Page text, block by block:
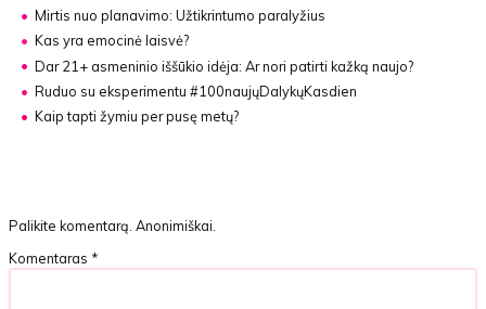
Mirtis nuo planavimo: Užtikrintumo paralyžius
Kas yra emocinė laisvė?
Dar 21+ asmeninio iššūkio idėja:Ar nori patirti kažką naujo?
Ruduo su eksperimentu #100naujųDalykųKasdien
Kaip tapti žymiu per pusę metų?
Palikite komentarą. Anonimiškai.
Komentaras *